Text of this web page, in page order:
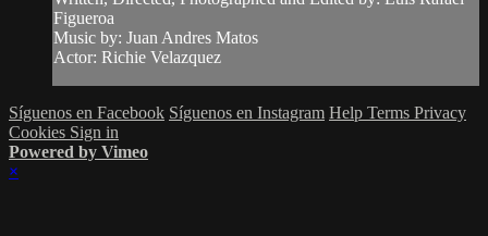
Figueroa
Music by: Juan Andres Matos
Actor: Richie Velazquez
Síguenos en Facebook Síguenos en Instagram Help Terms Privacy
Cookies Sign in
Powered by Vimeo
×